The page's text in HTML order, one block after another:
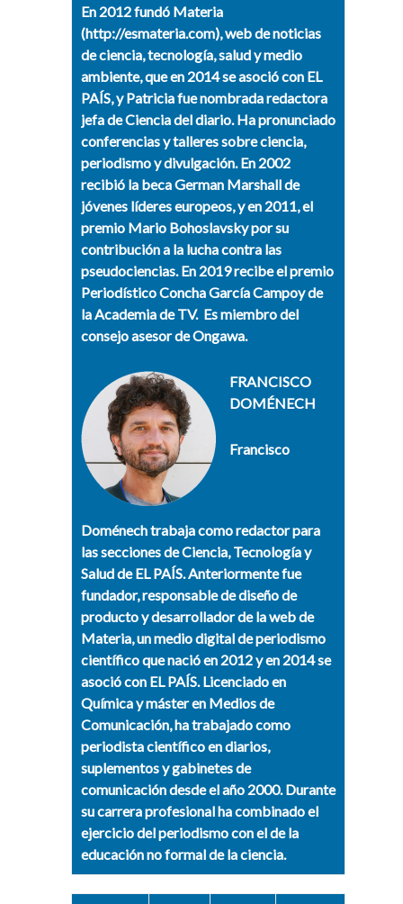
En 2012 fundó Materia
(http://esmateria.com), web de noticias
de ciencia, tecnología, salud y medio
ambiente, que en 2014 se asoció con EL
PAÍS, y Patricia fue nombrada redactora
jefa de Ciencia del diario. Ha pronunciado
conferencias y talleres sobre ciencia,
periodismo y divulgación. En 2002
recibió la beca German Marshall de
jóvenes líderes europeos, y en 2011, el
premio Mario Bohoslavsky por su
contribución a la lucha contra las
pseudociencias. En 2019 recibe el premio
Periodístico Concha García Campoy de
la Academia de TV. Es miembro del
consejo asesor de Ongawa.
FRANCISCO
DOMÉNECH
Francisco
Doménechtrabaja como redactor para
las secciones de Ciencia, Tecnología y
Salud de EL PAÍS. Anteriormente fue
fundador, responsable de diseño de
producto y desarrollador de la web de
Materia, un medio digital de periodismo
científico que nació en 2012 y en 2014 se
asoció con EL PAÍS. Licenciado en
Química y máster en Medios de
Comunicación, ha trabajado como
periodista científico en diarios,
suplementos y gabinetes de
comunicación desde el año 2000. Durante
su carrera profesional ha combinado el
ejercicio del periodismo con el de la
educación no formal de la ciencia.